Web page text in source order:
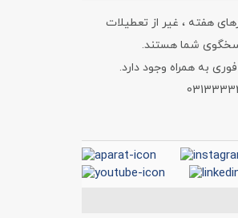
هفته ، غیر از تعطیلات
به همراه وجود دارد.